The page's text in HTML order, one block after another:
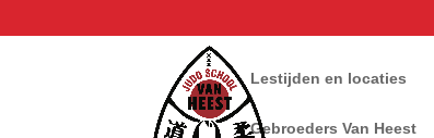
Lestijden en locaties
Gebroeders Van Heest